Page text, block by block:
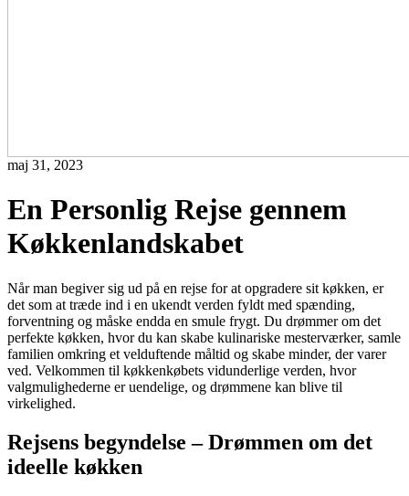
maj 31, 2023
En Personlig Rejse gennem
Køkkenlandskabet
Når man begiver sig ud på en rejse for at opgradere sit køkken, er
det som at træde ind i en ukendt verden fyldt med spænding,
forventning og måske endda en smule frygt. Du drømmer om det
perfekte køkken, hvor du kan skabe kulinariske mesterværker, samle
familien omkring et velduftende måltid og skabe minder, der varer
ved. Velkommen til køkkenkøbets vidunderlige verden, hvor
valgmulighederne er uendelige, og drømmene kan blive til
virkelighed.
Rejsens begyndelse – Drømmen om det
ideelle køkken